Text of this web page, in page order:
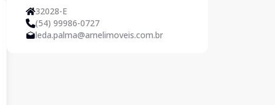
32028-E
(54) 99986-0727
leda.palma@arnelimoveis.com.br